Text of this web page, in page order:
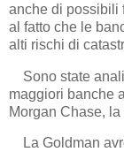
anche di possibili
al fatto che le
alti rischi di
Sono state
maggiori banche
Morgan Chase,
La Goldman